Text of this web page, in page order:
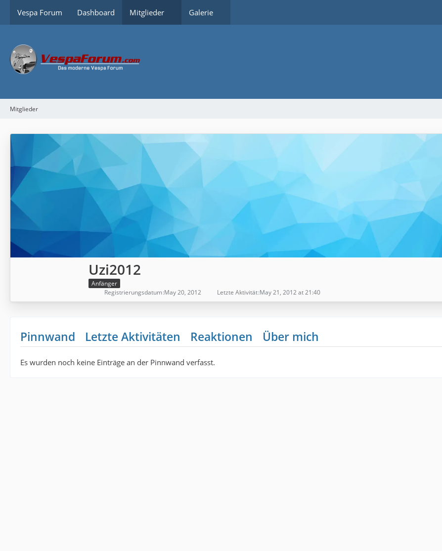
Vespa Forum Dashboard Mitglieder Galerie
Mitglieder
Uzi2012
Anfänger
Registrierungsdatum May 20, 2012 Letzte Aktivität May 21, 2012 at 21:40
Pinnwand Letzte Aktivitäten Reaktionen Über mich
Es wurden noch keine Einträge an der Pinnwand verfasst.